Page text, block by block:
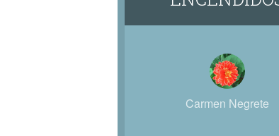
Carmen Negrete